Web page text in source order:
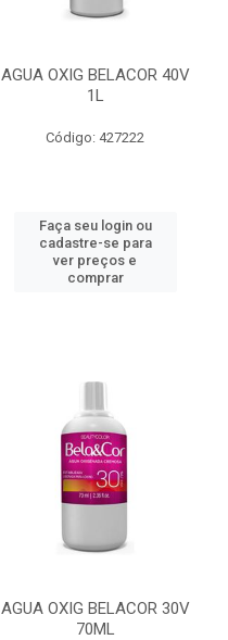
AGUA OXIG BELACOR 40V
1L
Código: 427222
Faça seu login ou
cadastre-se para
ver preços e
comprar
AGUA OXIG BELACOR 30V
70ML